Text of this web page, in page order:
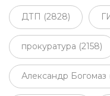
ДТП (2828)
прокуратура (2158)
Александр Богомаз